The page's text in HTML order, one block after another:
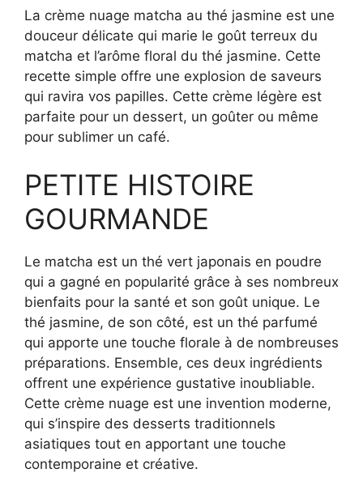
La crème nuage matcha au thé jasmine est une
douceur délicate qui marie le goût terreux du
matcha et l’arôme floral du thé jasmine. Cette
recette simple offre une explosion de saveurs
qui ravira vos papilles. Cette crème légère est
parfaite pour un dessert, un goûter ou même
pour sublimer un café.
PETITE HISTOIRE
GOURMANDE
Le matcha est un thé vert japonais en poudre
qui a gagné en popularité grâce à ses nombreux
bienfaits pour la santé et son goût unique. Le
thé jasmine, de son côté, est un thé parfumé
qui apporte une touche florale à de nombreuses
préparations. Ensemble, ces deux ingrédients
offrent une expérience gustative inoubliable.
Cette crème nuage est une invention moderne,
qui s’inspire des desserts traditionnels
asiatiques tout en apportant une touche
contemporaine et créative.